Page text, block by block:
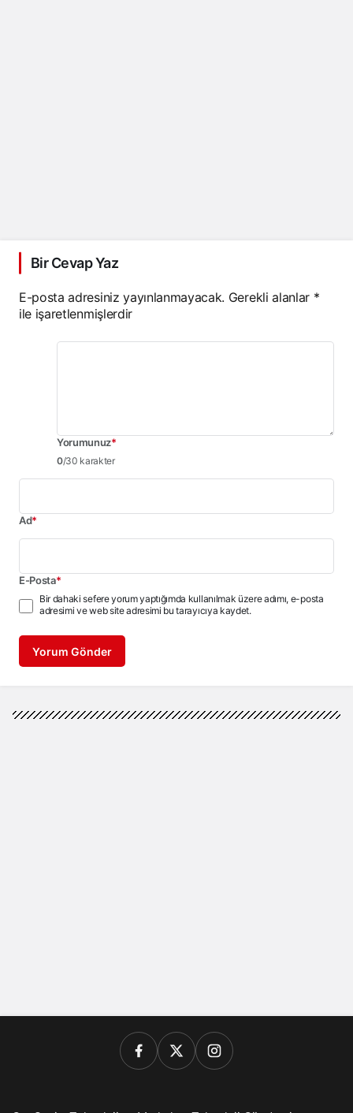
Bir Cevap Yaz
E-posta adresiniz yayınlanmayacak. Gerekli alanlar *
ile işaretlenmişlerdir
Yorumunuz*
0/30 karakter
Ad*
E-Posta*
Bir dahaki sefere yorum yaptığımda kullanılmak üzere adımı, e-posta
adresimi ve web site adresimi bu tarayıcıya kaydet.
Yorum Gönder